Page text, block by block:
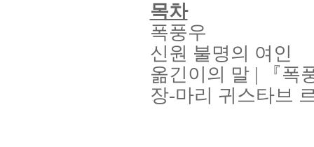
목차
폭풍우
신원 불명의 여인
옮긴이의 말|
『폭
장-마리 귀스타브